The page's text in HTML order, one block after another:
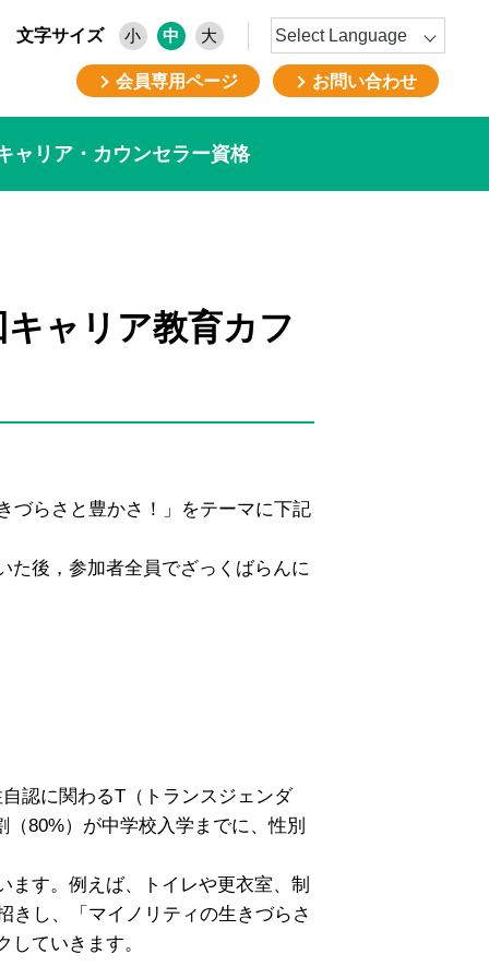
文字サイズ 小 中 大
会員専用ページ お問い合わせ
ャリア・カウンセラー資格
ャリア教育カフ
づらさと豊かさ！」をテーマに下記
た後，参加者全員でざっくばらんに
認に関わるT（トランスジェンダ
80%）が中学校入学までに、性別
す。例えば、トイレや更衣室、制
きし、「マイノリティの生きづらさ
ていきます。